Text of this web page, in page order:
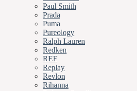
Paul Smith
Prada
Puma
Pureology
Ralph Lauren
Redken
REF
Replay
Revlon
Rihanna